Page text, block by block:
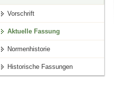
Vorschrift
Aktuelle Fassung
Normenhistorie
Historische Fassungen